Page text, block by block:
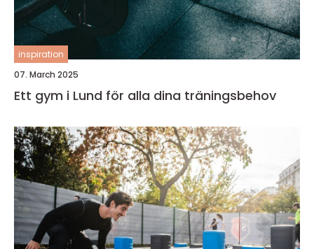
inspiration
07. March 2025
Ett gym i Lund för alla dina träningsbehov